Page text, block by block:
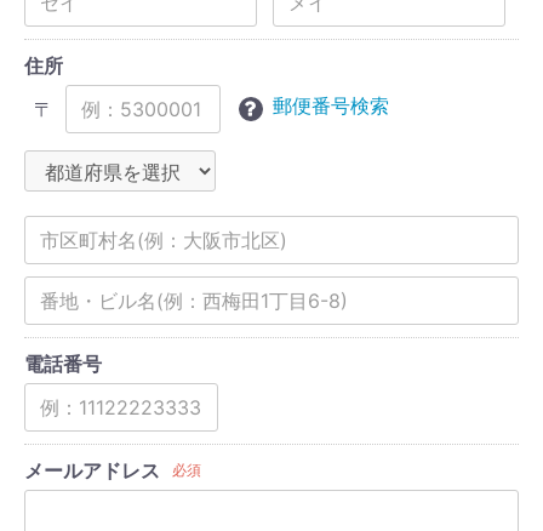
住所
〒
郵便番号検索
電話番号
メールアドレス 必須